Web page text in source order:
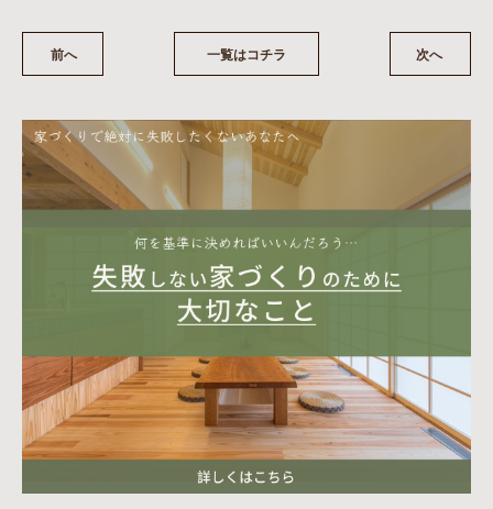
前へ 一覧はコチラ 次へ